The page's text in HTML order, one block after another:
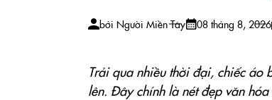
bởi Người Miền Tây 08 tháng 8, 2026
Trải qua nhiều thời đại, chiếc áo
lên. Đây chính là nét đẹp văn